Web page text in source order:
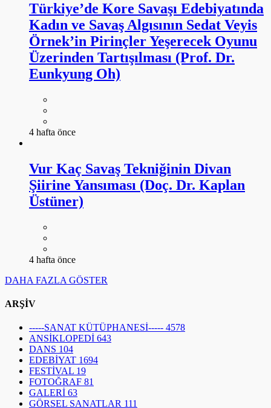
Türkiye’de Kore Savaşı Edebiyatında
Kadın ve Savaş Algısının Sedat Veyis
Örnek’in Pirinçler Yeşerecek Oyunu
Üzerinden Tartışılması (Prof. Dr.
Eunkyung Oh)
4 hafta önce
Vur Kaç Savaş Tekniğinin Divan
Şiirine Yansıması (Doç. Dr. Kaplan
Üstüner)
4 hafta önce
DAHA FAZLA GÖSTER
ARŞİV
-----SANAT KÜTÜPHANESİ----- 4578
ANSİKLOPEDİ 643
DANS 104
EDEBİYAT 1694
FESTİVAL 19
FOTOĞRAF 81
GALERİ 63
GÖRSEL SANATLAR 111